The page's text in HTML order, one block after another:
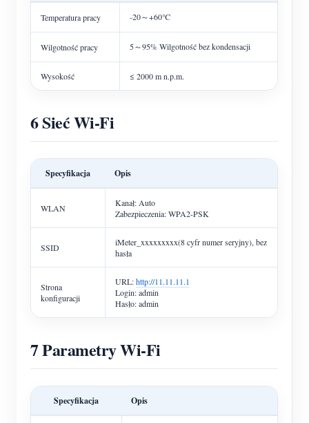
Temperatura pracy -20～+60℃
Wilgotność pracy 5～95% Wilgotność bez kondensacji
Wysokość ≤ 2000 m n.p.m.
6 Sieć Wi-Fi
Specyfikacja Opis
WLAN
Kanał: Auto
Zabezpieczenia: WPA2-PSK
SSID
iMeter_xxxxxxxxx(8 cyfr numer seryjny), bez
hasła
Strona
konfiguracji
URL:http://11.11.11.1
Login: admin
Hasło: admin
7 Parametry Wi-Fi
Specyfikacja Opis